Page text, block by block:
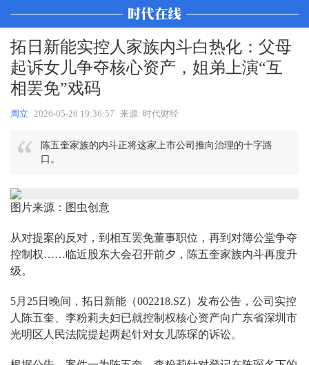
拓日新能实控人家族内斗白热化：父母
起诉女儿争夺核心资产，姐弟上演“互
相罢免”戏码
周立 2026-05-26 19:36:57 来源: 时代财经
陈五奎家族的内斗正将这家上市公司推向治理的十字路
口。
图片来源：图虫创意
从对提案的反对，到相互罢免董事职位，再到对簿公堂争夺
控制权……临近股东大会召开前夕，陈五奎家族内斗再度升
级。
5月25日晚间，拓日新能（002218.SZ）发布公告，公司实控
人陈五奎、李粉莉夫妇已就控制权核心资产向广东省深圳市
光明区人民法院提起两起针对女儿陈琛的诉讼。